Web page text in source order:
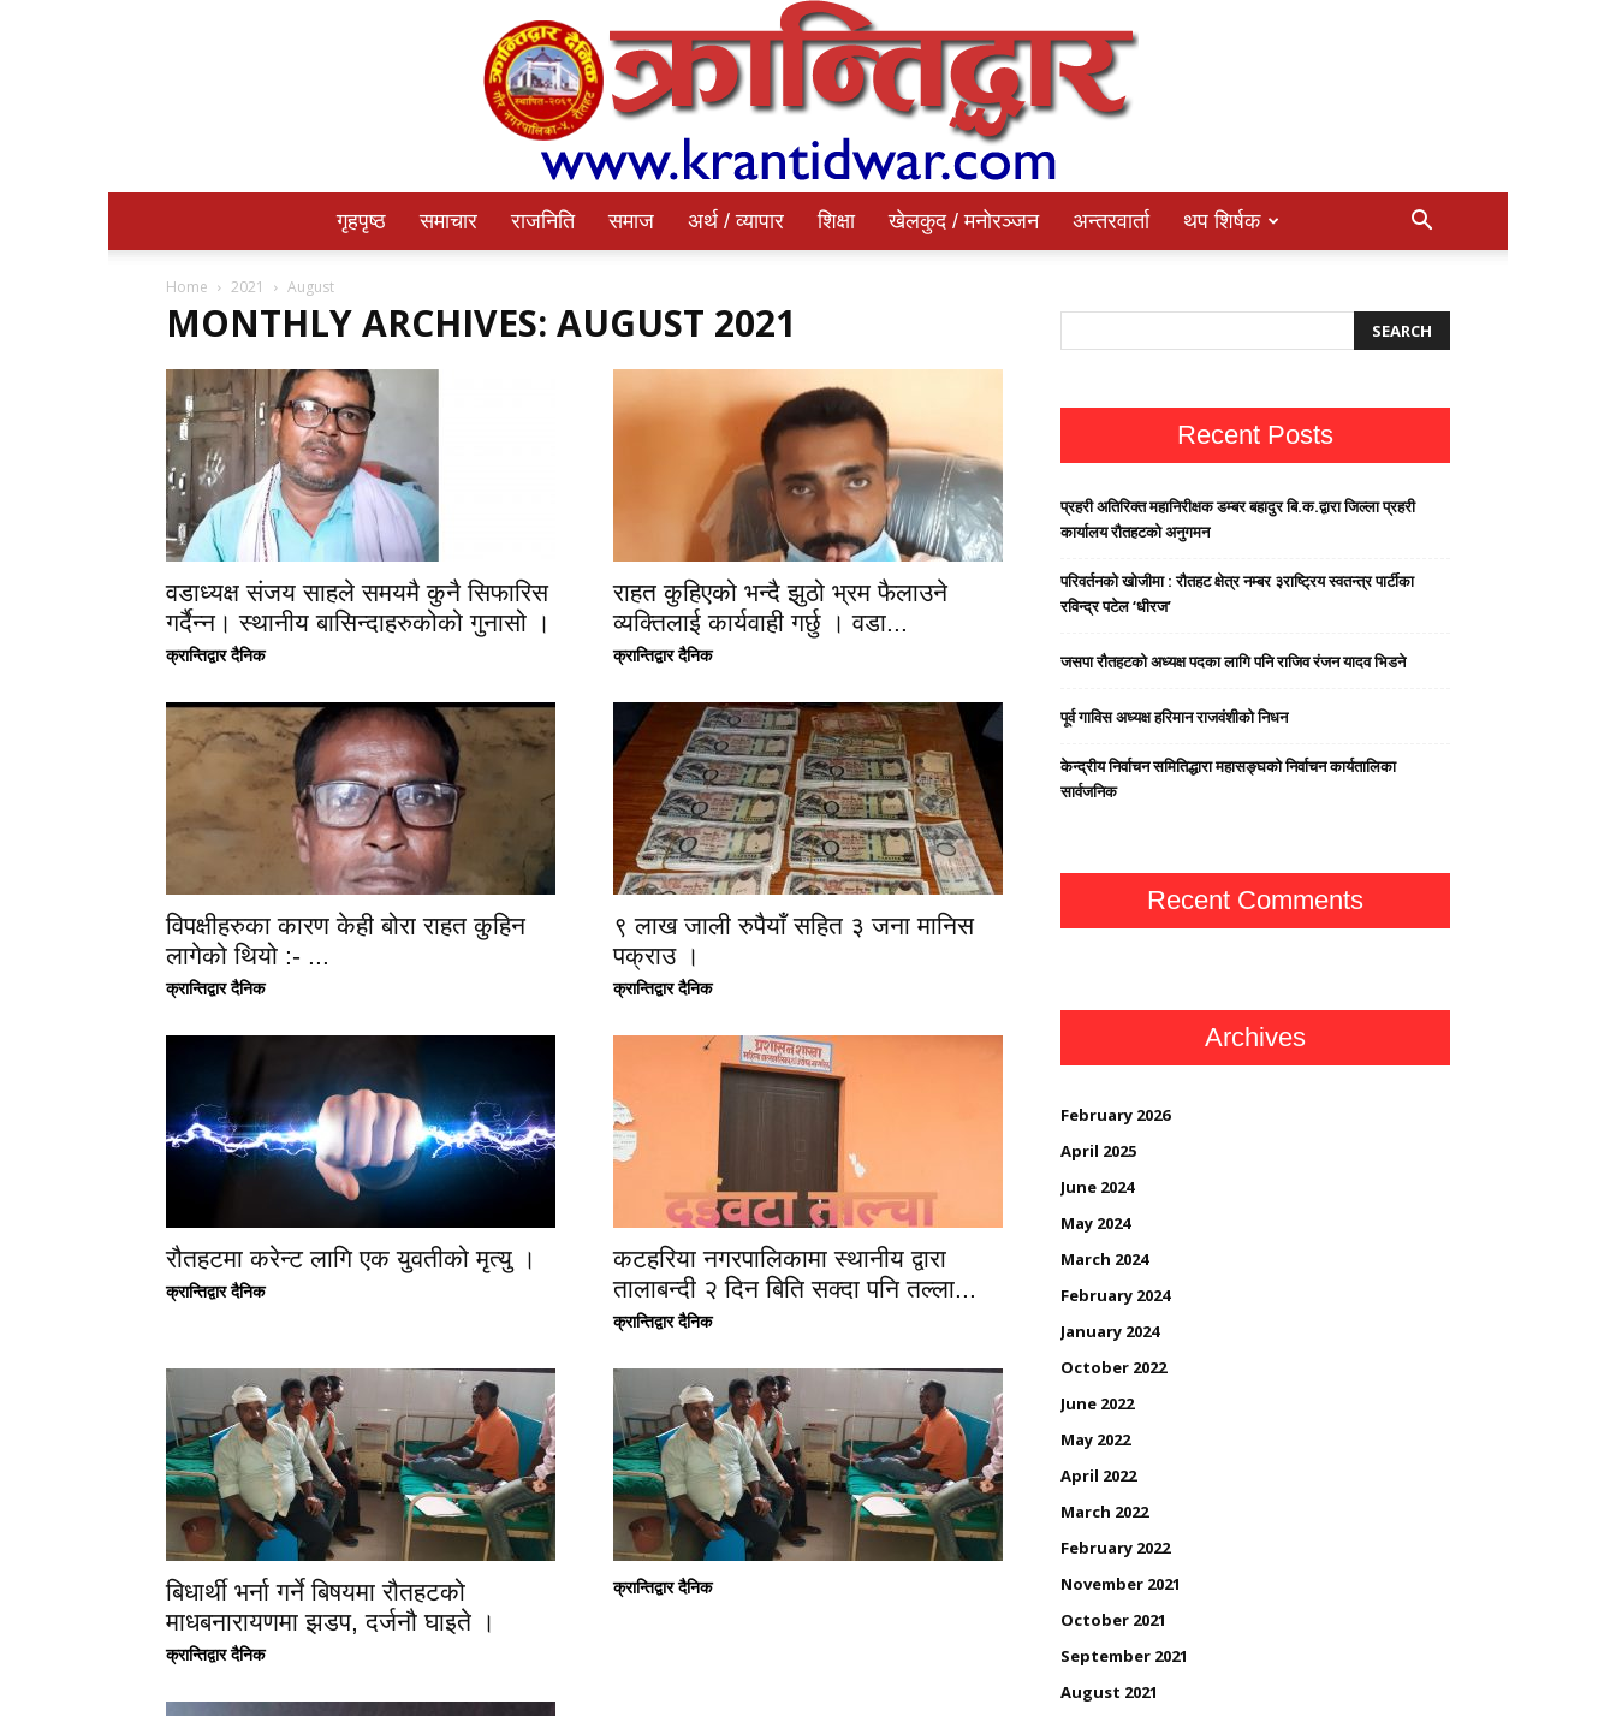
Dainik
गृहपृष्ठ समाचार राजनिति समाज अर्थ / व्यापार शिक्षा खेलकुद / मनोरञ्जन अन्तरवार्ता थप शिर्षक
Home 2021 August
MONTHLY ARCHIVES: AUGUST 2021
वडाध्यक्ष संजय साहले समयमै कुनै सिफारिस
गर्दैन्न। स्थानीय बासिन्दाहरुकोको गुनासो ।
क्रान्तिद्वार दैनिक
राहत कुहिएको भन्दै झुठो भ्रम फैलाउने
व्यक्तिलाई कार्यवाही गर्छु । वडा...
क्रान्तिद्वार दैनिक
विपक्षीहरुका कारण केही बोरा राहत कुहिन
लागेको थियो :- ...
क्रान्तिद्वार दैनिक
९ लाख जाली रुपैयाँ सहित ३ जना मानिस
पक्राउ ।
क्रान्तिद्वार दैनिक
रौतहटमा करेन्ट लागि एक युवतीको मृत्यु ।
क्रान्तिद्वार दैनिक
कटहरिया नगरपालिकामा स्थानीय द्वारा
तालाबन्दी २ दिन बिति सक्दा पनि तल्ला...
क्रान्तिद्वार दैनिक
बिधार्थी भर्ना गर्ने बिषयमा रौतहटको
माधबनारायणमा झडप, दर्जनौ घाइते ।
क्रान्तिद्वार दैनिक
क्रान्तिद्वार दैनिक
Recent Posts
प्रहरी अतिरिक्त महानिरीक्षक डम्बर बहादुर बि.क.द्वारा जिल्ला प्रहरी
कार्यालय रौतहटको अनुगमन
परिवर्तनको खोजीमा : रौतहट क्षेत्र नम्बर ३राष्ट्रिय स्वतन्त्र पार्टीका
रविन्द्र पटेल ‘धीरज’
जसपा राैतहटको अध्यक्ष पदका लागि पनि राजिव रंजन यादव भिडने
पूर्व गाविस अध्यक्ष हरिमान राजवंशीको निधन
केन्द्रीय निर्वाचन समितिद्धारा महासङ्घको निर्वाचन कार्यतालिका
सार्वजनिक
Recent Comments
Archives
February 2026
April 2025
June 2024
May 2024
March 2024
February 2024
January 2024
October 2022
June 2022
May 2022
April 2022
March 2022
February 2022
November 2021
October 2021
September 2021
August 2021